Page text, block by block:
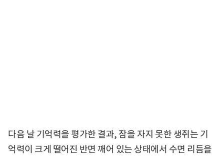
다음 날 기억력을 평가한 결과, 잠을 자지 못한 생쥐는 기
억력이 크게 떨어진 반면 깨어 있는 상태에서 수면 리듬을